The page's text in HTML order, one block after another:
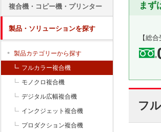
まず
【総
フ
複合機・コピー機・プリンター
製品・ソリューションを探す
製品カテゴリーから探す
フルカラー複合機
モノクロ複合機
デジタル広幅複合機
インクジェット複合機
プロダクション複合機